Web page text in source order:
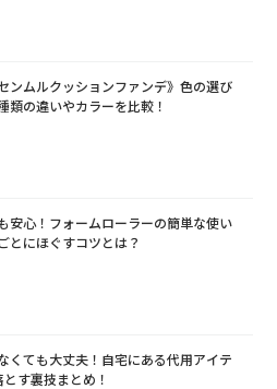
ンムルクッションファンデ》色の選び
類の違いやカラーを比較！
安心！フォームローラーの簡単な使い
とにほぐすコツとは？
くても大丈夫！自宅にある代用アイテ
す裏技まとめ！